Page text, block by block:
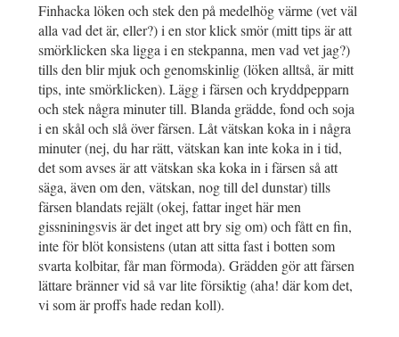
Finhacka löken och stek den på medelhög värme (vet väl
alla vad det är, eller?) i en stor klick smör (mitt tips är att
smörklicken ska ligga i en stekpanna, men vad vet jag?)
tills den blir mjuk och genomskinlig (löken alltså, är mitt
tips, inte smörklicken). Lägg i färsen och kryddpepparn
och stek några minuter till. Blanda grädde, fond och soja
i en skål och slå över färsen. Låt vätskan koka in i några
minuter (nej, du har rätt, vätskan kan inte koka in i tid,
det som avses är att vätskan ska koka in i färsen så att
säga, även om den, vätskan, nog till del dunstar) tills
färsen blandats rejält (okej, fattar inget här men
gissniningsvis är det inget att bry sig om) och fått en fin,
inte för blöt konsistens (utan att sitta fast i botten som
svarta kolbitar, får man förmoda). Grädden gör att färsen
lättare bränner vid så var lite försiktig (aha! där kom det,
vi som är proffs hade redan koll).